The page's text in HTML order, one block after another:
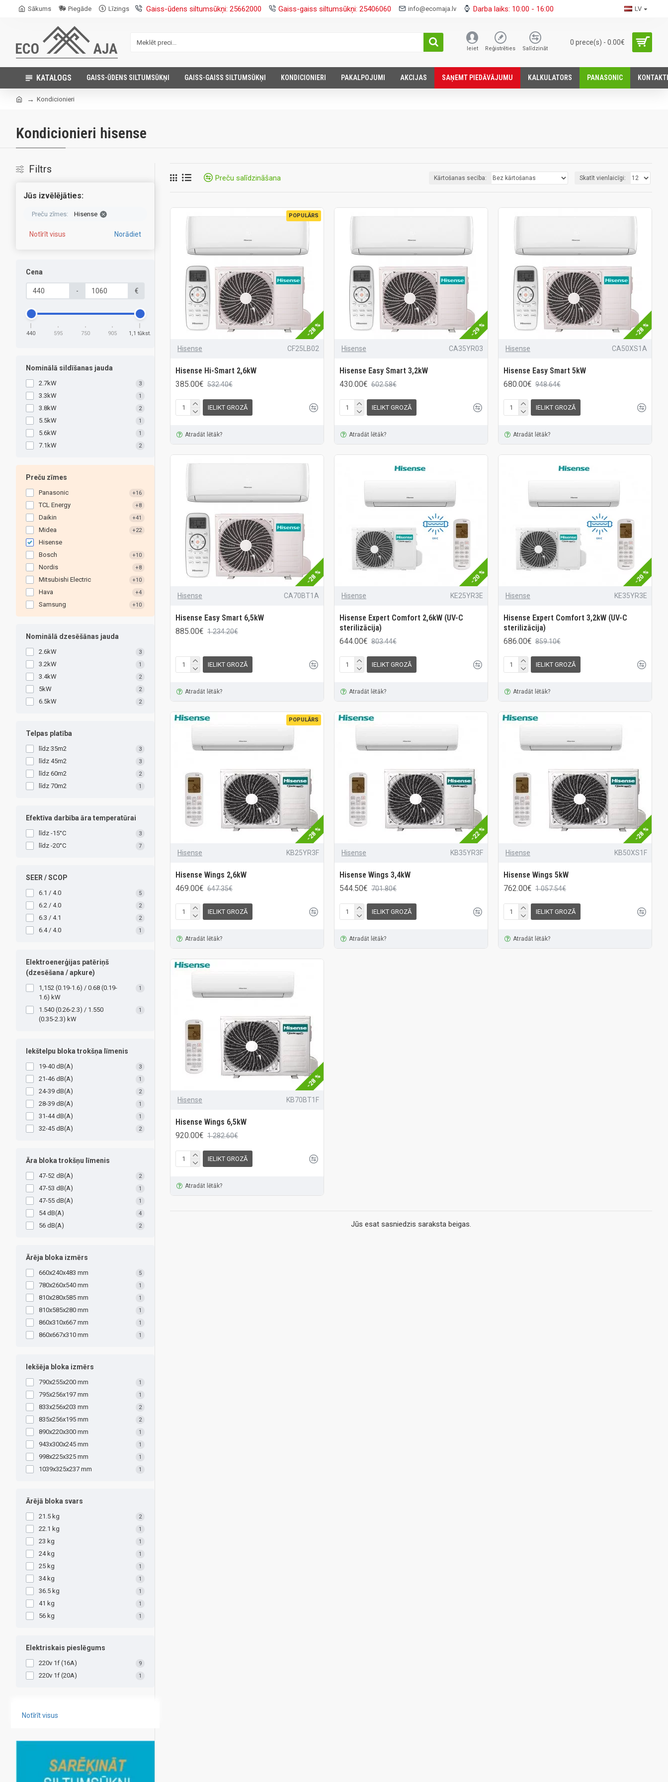
Sākums Piegāde Līzings Gaiss-ūdens siltumsūkņi: 25662000 Gaiss-gaiss siltumsūkņi: 25406060 info@ecomaja.lv Darba laiks: 10:00 - 16:00 LV
Ieiet Reģistrēties Salīdzināt
0 prece(s) - 0.00€
KATALOGS GAISS-ŪDENS SILTUMSŪKŅI GAISS-GAISS SILTUMSŪKŅI KONDICIONIERI PAKALPOJUMI AKCIJAS SАŅEMT PIEDĀVĀJUMU KALKULATORS PANASONIC KONTAKTI
Kondicionieri
Kondicionieri hisense
Filtrs
Jūs izvēlējāties:
Preču zīmes: Hisense
Notīrīt visus Norādiet
Cena
- €
440 595 750 905 1,1 tūkst.
Nominālā sildīšanas jauda
2.7kW 3
3.3kW 1
3.8kW 2
5.5kW 1
5.6kW 1
7.1kW 2
Preču zīmes
Panasonic +16
TCL Energy +8
Daikin +41
Midea +22
Hisense
Bosch
+10
Nordis +8
Mitsubishi Electric +10
Hava +4
Samsung +10
Nominālā dzesēšānas jauda
2.6kW 3
3.2kW 1
3.4kW 2
5kW 2
6.5kW 2
Telpas platība
līdz 35m2 3
līdz 45m2 3
līdz 60m2 2
līdz 70m2 1
Efektīva darbība āra temperatūrai
līdz -15°C 3
līdz -20°C 7
SEER / SCOP
6.1 / 4.0 5
6.2 / 4.0 2
6.3 / 4.1 2
6.4 / 4.0 1
Elektroenerģijas patēriņš
(dzesēšana / apkure)
1,152 (0.19-1.6) / 0.68 (0.19-
1.6) kW
1
1.540 (0.26-2.3) / 1.550
(0.35-2.3) kW
1
Iekštelpu bloka trokšņa līmenis
19-40 dB(A) 3
21-46 dB(A) 1
24-39 dB(A) 2
28-39 dB(A) 1
31-44 dB(A) 1
32-45 dB(A) 2
Āra bloka trokšņu līmenis
47-52 dB(A) 2
47-53 dB(A) 1
47-55 dB(A) 1
54 dB(A) 4
56 dB(A) 2
Ārēja bloka izmērs
660x240x483 mm 5
780x260x540 mm 1
810x280x585 mm 1
810x585x280 mm 1
860x310x667 mm 1
860x667x310 mm 1
Iekšēja bloka izmērs
790x255x200 mm 1
795x256x197 mm 1
833x256x203 mm 2
835x256x195 mm 2
890x220x300 mm 1
943x300x245 mm 1
998x225x325 mm 1
1039x325x237 mm 1
Ārējā bloka svars
21.5 kg 2
22.1 kg 1
23 kg 1
24 kg 1
25 kg 1
34 kg 1
36.5 kg 1
41 kg 1
56 kg 1
Elektriskais pieslēgums
220v 1f (16A) 9
220v 1f (20A) 1
Notīrīt visus
Preču salīdzināšana Kārtošanas secība: Skatīt vienlaicīgi:
POPULĀRS
-28 %
Hisense CF25LB02
Hisense Hi-Smart 2,6kW
385.00€ 532.40€
IELIKT GROZĀ
Atradāt lētāk?
-29 %
Hisense CA35YR03
Hisense Easy Smart 3,2kW
430.00€ 602.58€
IELIKT GROZĀ
Atradāt lētāk?
-28 %
Hisense CA50XS1A
Hisense Easy Smart 5kW
680.00€ 948.64€
IELIKT GROZĀ
Atradāt lētāk?
-28 %
Hisense CA70BT1A
Hisense Easy Smart 6,5kW
885.00€ 1 234.20€
IELIKT GROZĀ
Atradāt lētāk?
-20 %
Hisense KE25YR3E
Hisense Expert Comfort 2,6kW (UV-C
sterilizācija)
644.00€ 803.44€
IELIKT GROZĀ
Atradāt lētāk?
-20 %
Hisense KE35YR3E
Hisense Expert Comfort 3,2kW (UV-C
sterilizācija)
686.00€ 859.10€
IELIKT GROZĀ
Atradāt lētāk?
POPULĀRS
-28 %
Hisense KB25YR3F
Hisense Wings 2,6kW
469.00€ 647.35€
IELIKT GROZĀ
Atradāt lētāk?
-22 %
Hisense KB35YR3F
Hisense Wings 3,4kW
544.50€ 701.80€
IELIKT GROZĀ
Atradāt lētāk?
-28 %
Hisense KB50XS1F
Hisense Wings 5kW
762.00€ 1 057.54€
IELIKT GROZĀ
Atradāt lētāk?
-28 %
Hisense KB70BT1F
Hisense Wings 6,5kW
920.00€ 1 282.60€
IELIKT GROZĀ
Atradāt lētāk?
Jūs esat sasniedzis saraksta beigas.